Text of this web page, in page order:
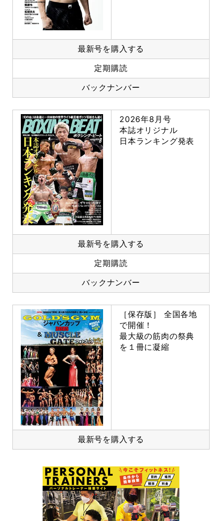
最新号を購入する
定期購読
バックナンバー
2026年8月号
本誌オリジナル
日本ランキング発表
最新号を購入する
定期購読
バックナンバー
［保存版］ 全国各地
で開催！
最大級の筋肉の祭典
を１冊に凝縮
最新号を購入する